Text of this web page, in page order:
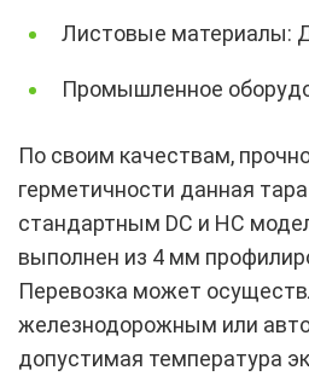
Листовые материалы:
Промышленное
По своим качествам,
герметичности данная
стандартным DC и HC
выполнен из 4 мм
Перевозка может
железнодорожным или
допустимая температура